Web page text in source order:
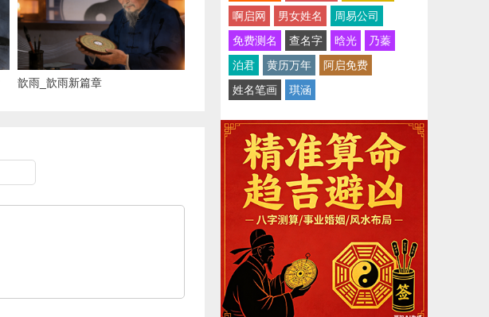
歆雨_歆雨新篇章
啊启网
男女姓名
周易公司
免费测名
查名字 晗光
乃蓁
泊君
黄历万年
阿启免费
姓名笔画
琪涵